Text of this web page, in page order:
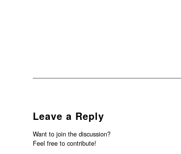
Leave a Reply
Want to join the discussion?
Feel free to contribute!